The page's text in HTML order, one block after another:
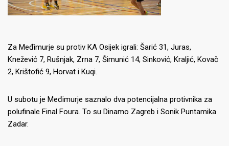
Za Međimurje su protiv KA Osijek igrali: Šarić 31, Juras,
Knežević 7, Rušnjak, Zrna 7, Šimunić 14, Sinković, Kraljić, Kovač
2, Krištofić 9, Horvat i Kuqi.
U subotu je Međimurje saznalo dva potencijalna protivnika za
polufinale Final Foura. To su Dinamo Zagreb i Sonik Puntamika
Zadar.